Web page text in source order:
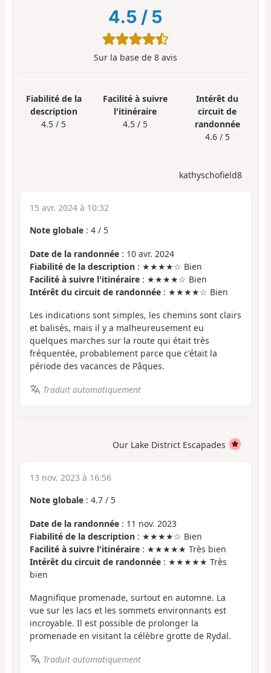
4.5 / 5
Sur la base de 8 avis
Fiabilité de la
description
4.5 / 5
Facilité à suivre
l'itinéraire
4.5 / 5
Intérêt du
circuit de
randonnée
4.6 / 5
kathyschofield8
15 avr. 2024 à 10:32
Note globale : 4 / 5
Date de la randonnée : 10 avr. 2024
Fiabilité de la description : ★★★★☆ Bien
Facilité à suivre l'itinéraire : ★★★★☆ Bien
Intérêt du circuit de randonnée : ★★★★☆ Bien
Les indications sont simples, les chemins sont clairs
et balisés, mais il y a malheureusement eu
quelques marches sur la route qui était très
fréquentée, probablement parce que c'était la
période des vacances de Pâques.
Traduit automatiquement
Our Lake District Escapades
13 nov. 2023 à 16:56
Note globale : 4.7 / 5
Date de la randonnée : 11 nov. 2023
Fiabilité de la description : ★★★★☆ Bien
Facilité à suivre l'itinéraire : ★★★★★ Très bien
Intérêt du circuit de randonnée : ★★★★★ Très
bien
Magnifique promenade, surtout en automne. La
vue sur les lacs et les sommets environnants est
incroyable. Il est possible de prolonger la
promenade en visitant la célèbre grotte de Rydal.
Traduit automatiquement